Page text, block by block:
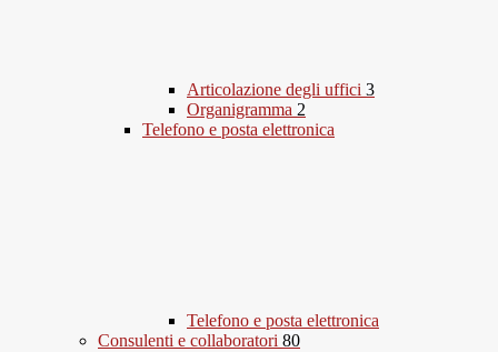
Articolazione degli uffici 3
Organigramma 2
Telefono e posta elettronica
Telefono e posta elettronica
Consulenti e collaboratori 80